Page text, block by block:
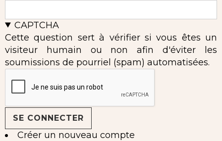
CAPTCHA
Cette question sert à vérifier si vous êtes un
visiteur humain ou non afin d'éviter les
soumissions de pourriel (spam) automatisées.
Créer un nouveau compte